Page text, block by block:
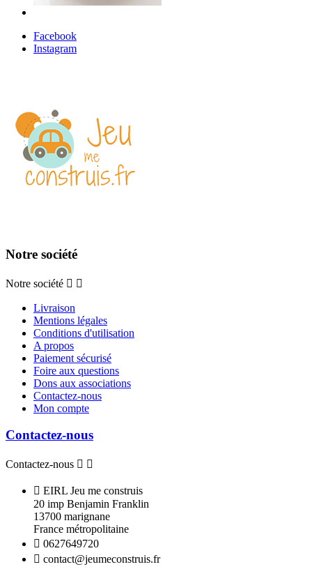
Facebook
Instagram
Notre société
Notre société  
Livraison
Mentions légales
Conditions d'utilisation
A propos
Paiement sécurisé
Foire aux questions
Dons aux associations
Contactez-nous
Mon compte
Contactez-nous
Contactez-nous  
 EIRL Jeu me construis
20 imp Benjamin Franklin
13700 marignane
France métropolitaine
 0627649720
 contact@jeumeconstruis.fr